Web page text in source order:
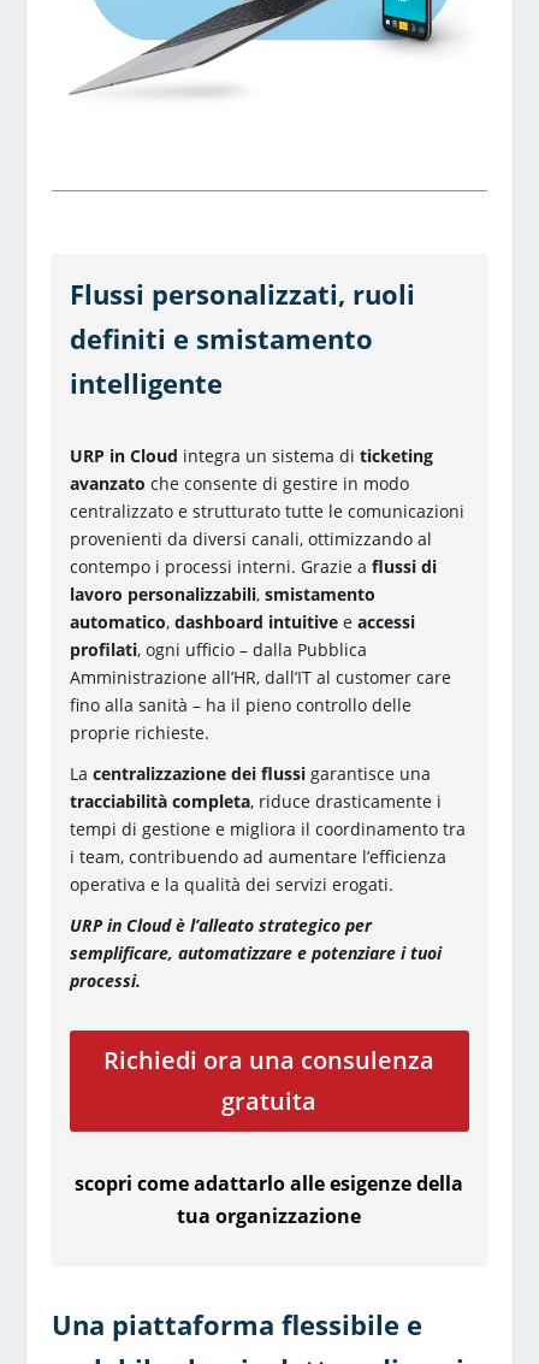
Flussi personalizzati, ruoli
definiti e smistamento
intelligente
URP in Cloud integra un sistema di ticketing
avanzato che consente di gestire in modo
centralizzato e strutturato tutte le comunicazioni
provenienti da diversi canali, ottimizzando al
contempo i processi interni. Grazie a flussi di
lavoro personalizzabili, smistamento
automatico, dashboard intuitivee accessi
profilati, ogni ufficio – dalla Pubblica
Amministrazione all’HR, dall’IT al customer care
fino alla sanità – ha il pieno controllo delle
proprie richieste.
La centralizzazione dei flussigarantisce una
tracciabilità completa, riduce drasticamente i
tempi di gestione e migliora il coordinamento tra
i team, contribuendo ad aumentare l’efficienza
operativa e la qualità dei servizi erogati.
URP in Cloud è l’alleato strategico per
semplificare, automatizzare e potenziare i tuoi
processi.
Richiedi ora una consulenza
gratuita
scopri come adattarlo alle esigenze della
tua organizzazione
Una piattaforma flessibile e